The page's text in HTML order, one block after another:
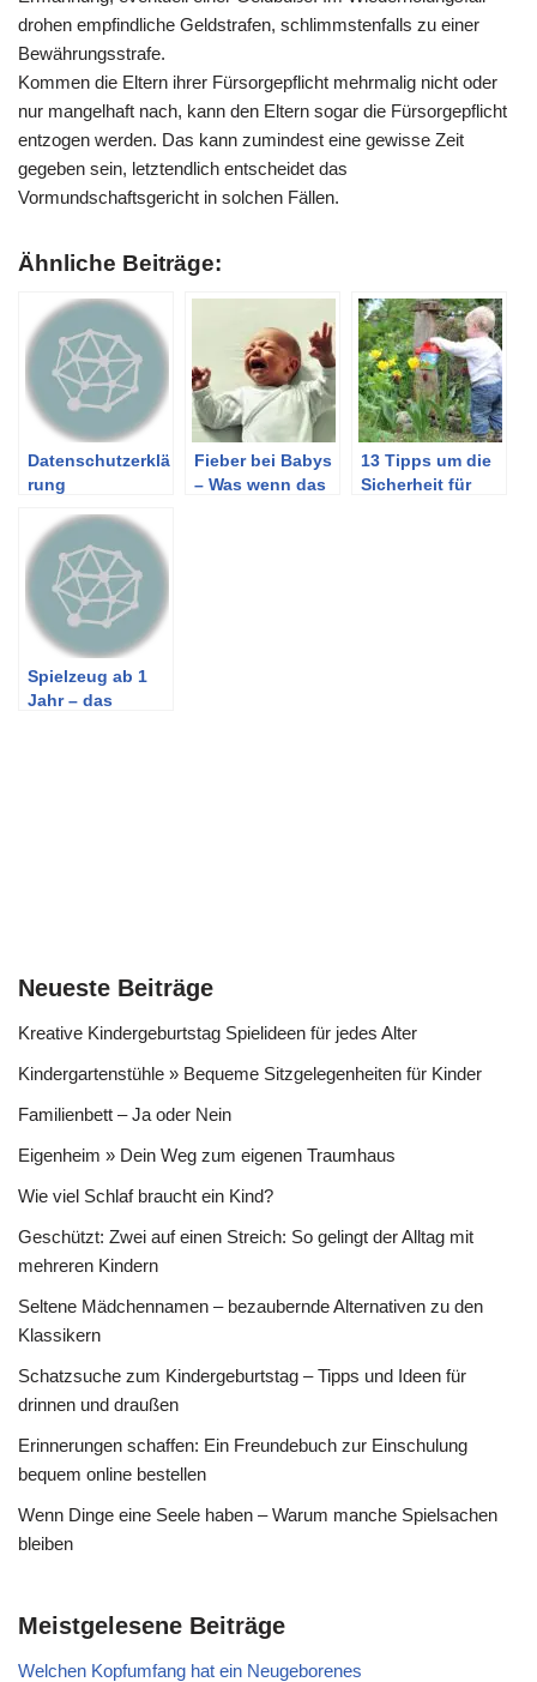
drohen empfindliche Geldstrafen, schlimmstenfalls zu einer
Bewährungsstrafe.
Kommen die Eltern ihrer Fürsorgepflicht mehrmalig nicht oder
nur mangelhaft nach, kann den Eltern sogar die Fürsorgepflicht
entzogen werden. Das kann zumindest eine gewisse Zeit
gegeben sein, letztendlich entscheidet das
Vormundschaftsgericht in solchen Fällen.
Ähnliche Beiträge:
Datenschutzerklä
rung
Fieber bei Babys
– Was wenn das
13 Tipps um die
Sicherheit für
Spielzeug ab 1
Jahr – das
Neueste Beiträge
Kreative Kindergeburtstag Spielideen für jedes Alter
Kindergartenstühle » Bequeme Sitzgelegenheiten für Kinder
Familienbett – Ja oder Nein
Eigenheim » Dein Weg zum eigenen Traumhaus
Wie viel Schlaf braucht ein Kind?
Geschützt: Zwei auf einen Streich: So gelingt der Alltag mit
mehreren Kindern
Seltene Mädchennamen – bezaubernde Alternativen zu den
Klassikern
Schatzsuche zum Kindergeburtstag – Tipps und Ideen für
drinnen und draußen
Erinnerungen schaffen: Ein Freundebuch zur Einschulung
bequem online bestellen
Wenn Dinge eine Seele haben – Warum manche Spielsachen
bleiben
Meistgelesene Beiträge
Welchen Kopfumfang hat ein Neugeborenes